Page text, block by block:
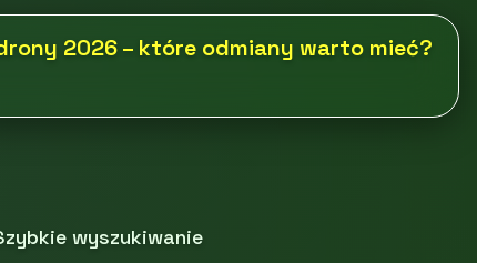
2026 – które odmiany warto mieć?
wyszukiwanie